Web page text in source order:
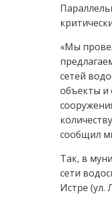
«Мы
сетей
объекты и
сообщил
Так, в
сети
Истре (ул.